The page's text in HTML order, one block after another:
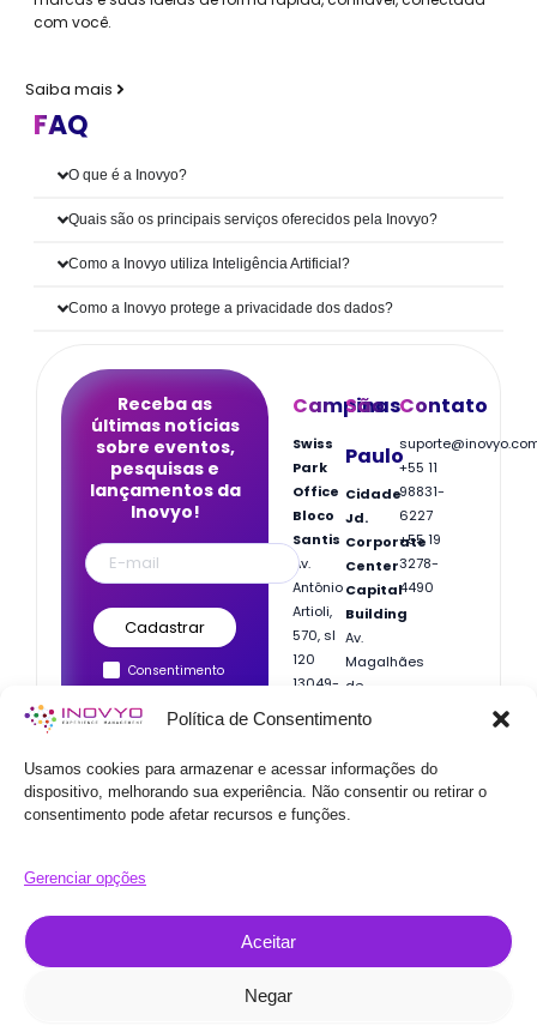
Política de Consentimento
Usamos cookies para armazenar e acessar informações do
dispositivo, melhorando sua experiência. Não consentir ou retirar o
consentimento pode afetar recursos e funções.
Gerenciar opções
Aceitar
Negar
com você.
Saiba mais
FAQ
O que é a Inovyo?
Quais são os principais serviços oferecidos pela Inovyo?
Como a Inovyo utiliza Inteligência Artificial?
Como a Inovyo protege a privacidade dos dados?
Campinas
Swiss
Park
Office
Bloco
Santis
Av.
Antônio
Artioli,
570, sl
120
13049-
253 •
Campinas/SP
São
Paulo
Cidade
Jd.
Corporate
Center
Capital
Building
Av.
Magalhães
de
Castro,
Torre 1,
Contato
+55 11
98831-
6227
+55 19
3278-
4490
Receba as
últimas notícias
sobre eventos,
pesquisas e
lançamentos da
Inovyo!
Consentimento
recebimento de
F
I
L
Y
Management, Todos os direitos